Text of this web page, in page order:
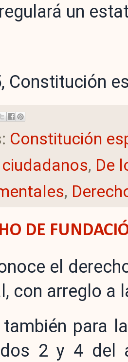
un
Constitución
Constitución
, De
,
DE
el
con arreglo a
también para
2 y 4 del